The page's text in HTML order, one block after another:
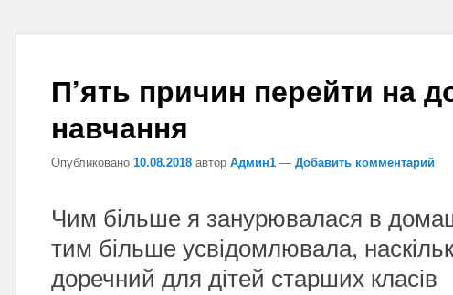
П’ять причин перейти на
навчання
Опубликовано 10.08.2018 автор Админ1 — Добавить комментарий
Чим більше я занурювалася в
тим більше усвідомлювала,
доречний для дітей старших класів